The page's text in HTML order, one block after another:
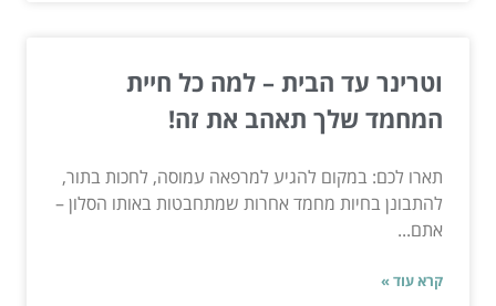
וטרינר עד הבית – למה כל חיית
המחמד שלך תאהב את זה!
תארו לכם: במקום להגיע למרפאה עמוסה, לחכות בתור,
להתבונן בחיות מחמד אחרות שמתחבטות באותו הסלון –
אתם...
קרא עוד »